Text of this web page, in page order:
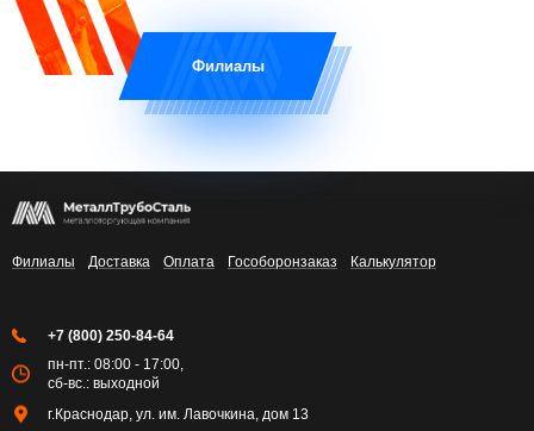
Филиалы
Филиалы Доставка Оплата Гособоронзаказ Калькулятор
+7 (800) 250-84-64
пн-пт.: 08:00 - 17:00,
сб-вс.: выходной
г.Краснодар, ул. им. Лавочкина, дом 13